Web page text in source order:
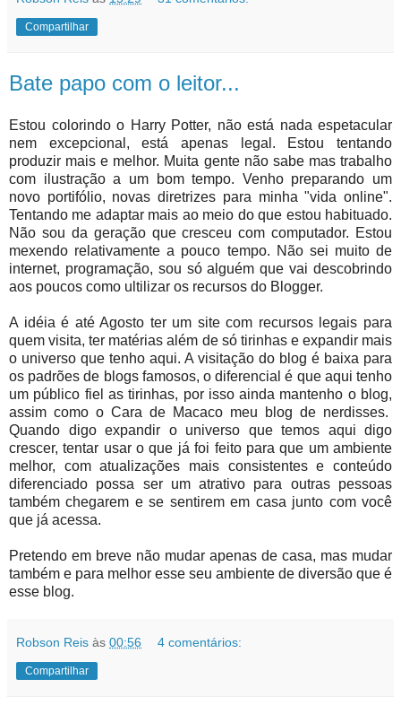
Compartilhar
Bate papo com o leitor...
Estou colorindo o Harry Potter, não está nada espetacular
nem excepcional, está apenas legal. Estou tentando
produzir mais e melhor. Muita gente não sabe mas trabalho
com ilustração a um bom tempo. Venho preparando um
novo portifólio, novas diretrizes para minha "vida online".
Tentando me adaptar mais ao meio do que estou habituado.
Não sou da geração que cresceu com computador. Estou
mexendo relativamente a pouco tempo. Não sei muito de
internet, programação, sou só alguém que vai descobrindo
aos poucos como ultilizar os recursos do Blogger.
A idéia é até Agosto ter um site com recursos legais para
quem visita, ter matérias além de só tirinhas e expandir mais
o universo que tenho aqui. A visitação do blog é baixa para
os padrões de blogs famosos, o diferencial é que aqui tenho
um público fiel as tirinhas, por isso ainda mantenho o blog,
assim como o Cara de Macaco meu blog de nerdisses.
Quando digo expandir o universo que temos aqui digo
crescer, tentar usar o que já foi feito para que um ambiente
melhor, com atualizações mais consistentes e conteúdo
diferenciado possa ser um atrativo para outras pessoas
também chegarem e se sentirem em casa junto com você
que já acessa.
Pretendo em breve não mudar apenas de casa, mas mudar
também e para melhor esse seu ambiente de diversão que é
esse blog.
Robson Reis às 00:56 4 comentários:
Compartilhar